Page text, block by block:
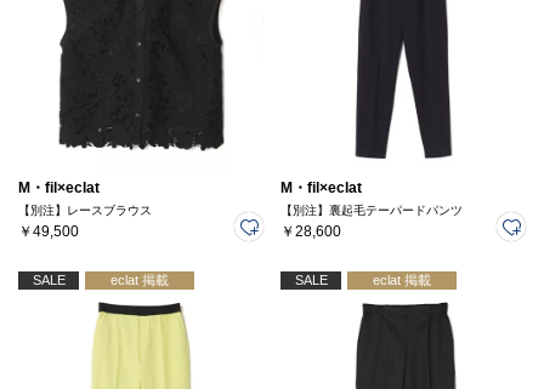
M・fil×eclat
【別注】レースブラウス
￥49,500
M・fil×eclat
【別注】裏起毛テーパードパンツ
￥28,600
SALE eclat 掲載 SALE eclat 掲載